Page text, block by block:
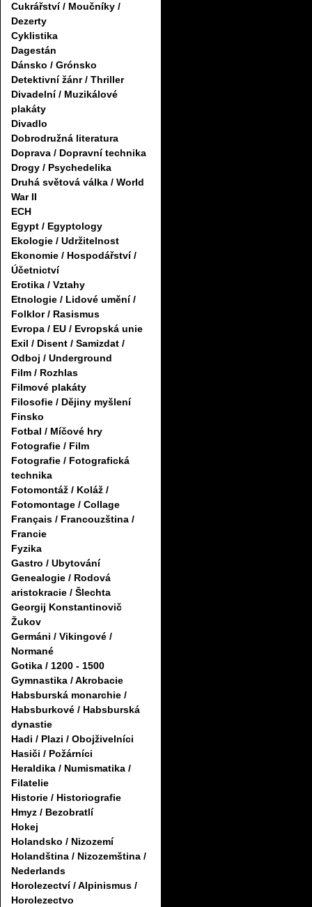
Cukrářství / Moučníky /
Dezerty
Cyklistika
Dagestán
Dánsko / Grónsko
Detektivní žánr / Thriller
Divadelní / Muzikálové
plakáty
Divadlo
Dobrodružná literatura
Doprava / Dopravní technika
Drogy / Psychedelika
Druhá světová válka / World
War II
ECH
Egypt / Egyptology
Ekologie / Udržitelnost
Ekonomie / Hospodářství /
Účetnictví
Erotika / Vztahy
Etnologie / Lidové umění /
Folklor / Rasismus
Evropa / EU / Evropská unie
Exil / Disent / Samizdat /
Odboj / Underground
Film / Rozhlas
Filmové plakáty
Filosofie / Dějiny myšlení
Finsko
Fotbal / Míčové hry
Fotografie / Film
Fotografie / Fotografická
technika
Fotomontáž / Koláž /
Fotomontage / Collage
Français / Francouzština /
Francie
Fyzika
Gastro / Ubytování
Genealogie / Rodová
aristokracie / Šlechta
Georgij Konstantinovič
Žukov
Germáni / Vikingové /
Normané
Gotika / 1200 - 1500
Gymnastika / Akrobacie
Habsburská monarchie /
Habsburkové / Habsburská
dynastie
Hadi / Plazi / Obojživelníci
Hasiči / Požárníci
Heraldika / Numismatika /
Filatelie
Historie / Historiografie
Hmyz / Bezobratlí
Hokej
Holandsko / Nizozemí
Holandština / Nizozemština /
Nederlands
Horolezectví / Alpinismus /
Horolezectvo